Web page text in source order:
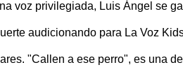
voz privilegiada, Luis Ángel se
audicionando para La Voz
"Callen a ese perro", es una